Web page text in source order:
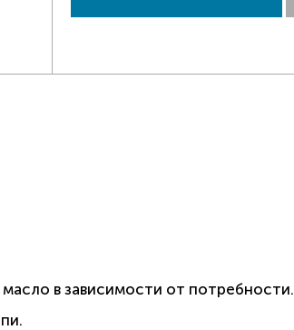
в зависимости от потребности.